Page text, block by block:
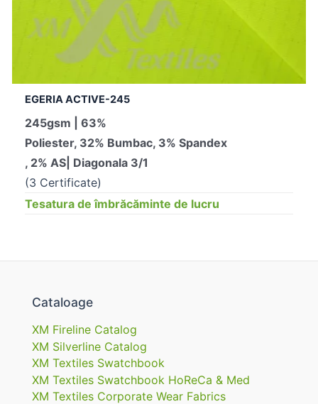
EGERIA ACTIVE-245
245gsm | 63%
Poliester, 32% Bumbac, 3% Spandex
, 2% AS| Diagonala 3/1
(3 Certificate)
Tesatura de îmbrăcăminte de lucru
Cataloage
XM Fireline Catalog
XM Silverline Catalog
XM Textiles Swatchbook
XM Textiles Swatchbook HoReCa & Med
XM Textiles Corporate Wear Fabrics